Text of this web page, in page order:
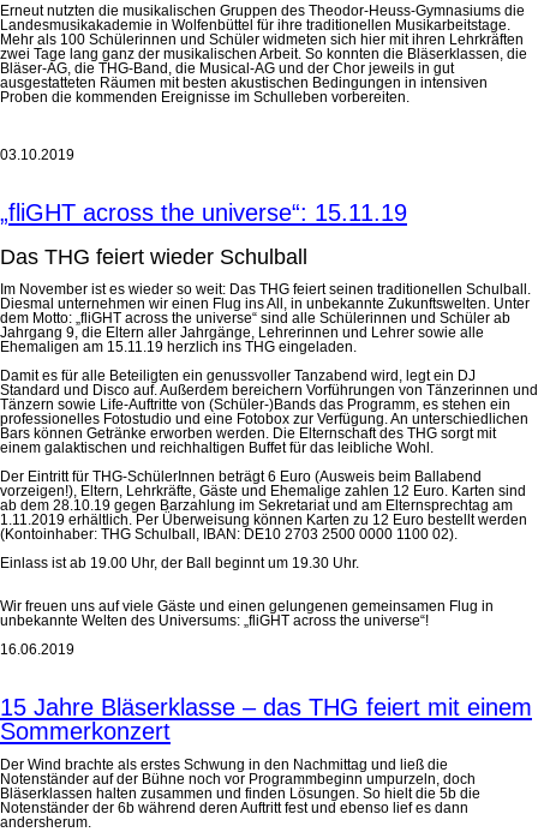
Erneut nutzten die musikalischen Gruppen des Theodor-Heuss-Gymnasiums die
Landesmusikakademie in Wolfenbüttel für ihre traditionellen Musikarbeitstage.
Mehr als 100 Schülerinnen und Schüler widmeten sich hier mit ihren Lehrkräften
zwei Tage lang ganz der musikalischen Arbeit. So konnten die Bläserklassen, die
Bläser-AG, die THG-Band, die Musical-AG und der Chor jeweils in gut
ausgestatteten Räumen mit besten akustischen Bedingungen in intensiven
Proben die kommenden Ereignisse im Schulleben vorbereiten.
03.10.2019
„fliGHT across the universe“: 15.11.19
Das THG feiert wieder Schulball
Im November ist es wieder so weit: Das THG feiert seinen traditionellen Schulball.
Diesmal unternehmen wir einen Flug ins All, in unbekannte Zukunftswelten. Unter
dem Motto: „fliGHT across the universe“ sind alle Schülerinnen und Schüler ab
Jahrgang 9, die Eltern aller Jahrgänge, Lehrerinnen und Lehrer sowie alle
Ehemaligen am 15.11.19 herzlich ins THG eingeladen.
Damit es für alle Beteiligten ein genussvoller Tanzabend wird, legt ein DJ
Standard und Disco auf. Außerdem bereichern Vorführungen von Tänzerinnen und
Tänzern sowie Life-Auftritte von (Schüler-)Bands das Programm, es stehen ein
professionelles Fotostudio und eine Fotobox zur Verfügung. An unterschiedlichen
Bars können Getränke erworben werden. Die Elternschaft des THG sorgt mit
einem galaktischen und reichhaltigen Buffet für das leibliche Wohl.
Der Eintritt für THG-SchülerInnen beträgt 6 Euro (Ausweis beim Ballabend
vorzeigen!), Eltern, Lehrkräfte, Gäste und Ehemalige zahlen 12 Euro. Karten sind
ab dem 28.10.19 gegen Barzahlung im Sekretariat und am Elternsprechtag am
1.11.2019 erhältlich. Per Überweisung können Karten zu 12 Euro bestellt werden
(Kontoinhaber: THG Schulball, IBAN: DE10 2703 2500 0000 1100 02).
Einlass ist ab 19.00 Uhr, der Ball beginnt um 19.30 Uhr.
Wir freuen uns auf viele Gäste und einen gelungenen gemeinsamen Flug in
unbekannte Welten des Universums: „fliGHT across the universe“!
16.06.2019
15 Jahre Bläserklasse – das THG feiert mit einem
Sommerkonzert
Der Wind brachte als erstes Schwung in den Nachmittag und ließ die
Notenständer auf der Bühne noch vor Programmbeginn umpurzeln, doch
Bläserklassen halten zusammen und finden Lösungen. So hielt die 5b die
Notenständer der 6b während deren Auftritt fest und ebenso lief es dann
andersherum.